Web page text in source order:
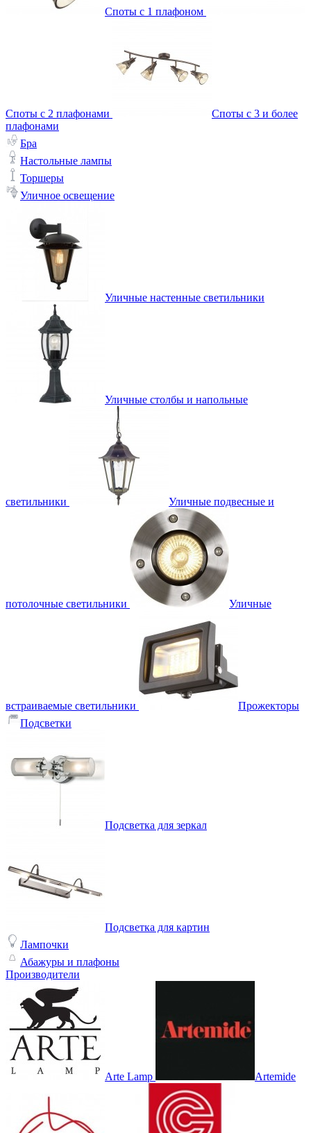
Споты с 1 плафоном
Споты с 2 плафонами
Споты с 3 и более
плафонами
Бра
Настольные лампы
Торшеры
Уличное освещение
Уличные настенные светильники
Уличные столбы и напольные
светильники Уличные подвесные и
потолочные светильники Уличные
встраиваемые светильники
Прожекторы
Подсветки
Подсветка для зеркал
Подсветка для картин
Лампочки
Абажуры и плафоны
Производители
Arte Lamp Artemide